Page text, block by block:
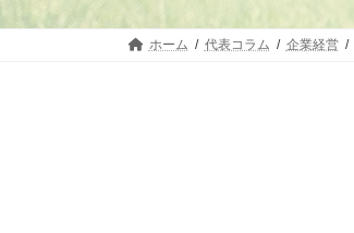
ホーム 代表コラム 企業経営